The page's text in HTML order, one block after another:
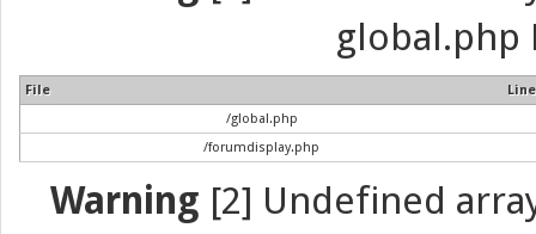
global.php
File
Line
/global.php
/forumdisplay.php
Warning [2] Undefined